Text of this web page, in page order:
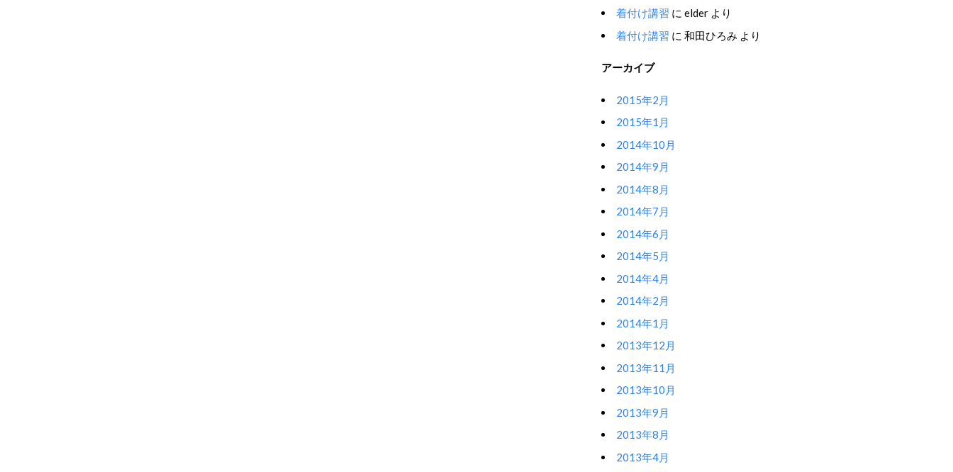
着付け講習 にelder より
着付け講習 に和田ひろみ より
アーカイブ
2015年2月
2015年1月
2014年10月
2014年9月
2014年8月
2014年7月
2014年6月
2014年5月
2014年4月
2014年2月
2014年1月
2013年12月
2013年11月
2013年10月
2013年9月
2013年8月
2013年4月